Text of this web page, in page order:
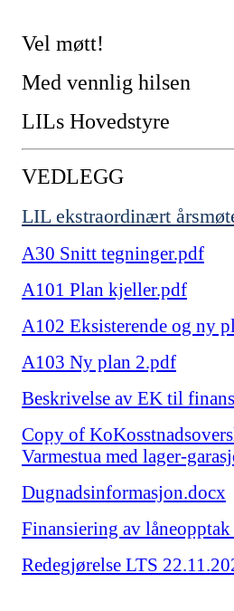
Vel møtt!
Med vennlig hilsen
LILs Hovedstyre
VEDLEGG
LIL ekstraordinært
A30 Snitt tegninger.pdf
A101 Plan kjeller.pdf
A102 Eksisterende og ny
A103 Ny plan 2.pdf
Beskrivelse av EK til
Copy of
Varmestua med lager-
Dugnadsinformasjon.docx
Finansiering av
Redegjørelse LTS